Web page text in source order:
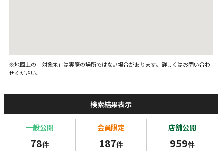
※地図上の「対象地」は実際の場所ではない場合があります。詳しくはお問い合わ
せください。
検索結果表示
一般公開
78件
会員限定
187件
店舗公開
959件